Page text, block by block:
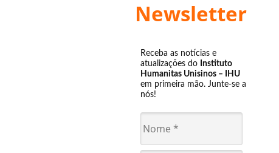
Newsletter
Receba as notícias e
atualizações do Instituto
Humanitas Unisinos – IHU
em primeira mão. Junte-se a
nós!